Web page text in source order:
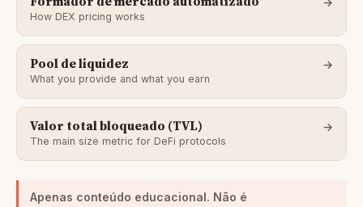
How DEX pricing works
Pool de liquidez
What you provide and what you earn
Valor total bloqueado (TVL)
The main size metric for DeFi protocols
Apenas conteúdo educacional. Não é